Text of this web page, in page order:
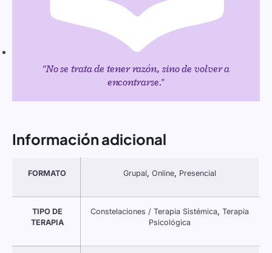
"No se trata de tener razón, sino de volver a
encontrarse."
Información adicional
FORMATO Grupal, Online, Presencial
TIPO DE
TERAPIA
Constelaciones / Terapia Sistémica, Terapia
Psicológica